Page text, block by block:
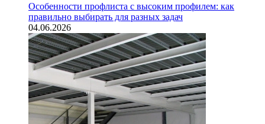
Особенности профлиста с высоким профилем: как
правильно выбирать для разных задач
04.06.2026